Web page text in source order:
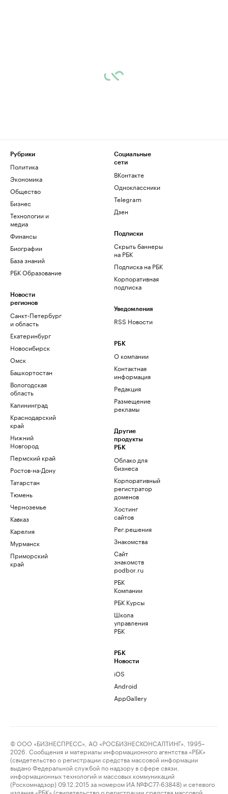
Рубрики
Политика
Экономика
Общество
Бизнес
Технологии и
медиа
Финансы
Биографии
База знаний
РБК Образование
Новости
регионов
Санкт-Петербург
и область
Екатеринбург
Новосибирск
Омск
Башкортостан
Вологодская
область
Калининград
Краснодарский
край
Нижний
Новгород
Пермский край
Ростов-на-Дону
Татарстан
Тюмень
Черноземье
Кавказ
Карелия
Мурманск
Приморский
край
Социальные
сети
ВКонтакте
Одноклассники
Telegram
Дзен
Подписки
Скрыть баннеры
на РБК
Подписка на РБК
Корпоративная
подписка
Уведомления
RSS Новости
РБК
О компании
Контактная
информация
Редакция
Размещение
рекламы
Другие
продукты
РБК
Облако для
бизнеса
Корпоративный
регистратор
доменов
Хостинг
сайтов
Рег.решения
Знакомства
Сайт
знакомств
podbor.ru
РБК
Компании
РБК Курсы
Школа
управления
РБК
РБК
Новости
iOS
Android
AppGallery
© ООО «БИЗНЕСПРЕСС», АО «РОСБИЗНЕСКОНСАЛТИНГ», 1995–
2026. Сообщения и материалы информационного агентства «РБК»
(свидетельство о регистрации средства массовой информации
выдано Федеральной службой по надзору в сфере связи,
информационных технологий и массовых коммуникаций
(Роскомнадзор) 09.12.2015 за номером ИА №ФС77-63848) и сетевого
издания «РБК» (свидетельство о регистрации средства массовой